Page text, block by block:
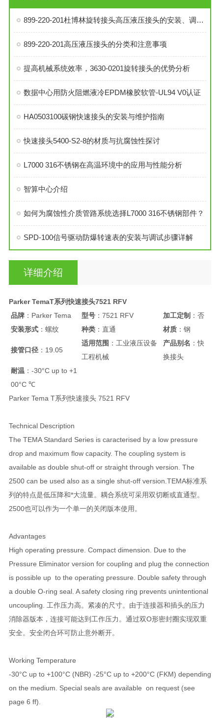
899-220-201杜博林旋转接头高压液压接头的安装、调试与维护技巧
899-220-201高压液压接头的分类和注意事项
提高机械系统效率，3630-0201旋转接头的优势分析
数据中心用防火阻燃液冷EPDM橡胶软管-UL94 V0认证
HA0503100碳钢快速接头的安装与维护指南
快速接头5400-S2-8的材质与抗腐蚀性探讨
L7000 316不锈钢在高温环境中的应用与性能分析
智算中心介绍
如何为腐蚀性介质管路系统选择L7000 316不锈钢部件？
SPD-100信号驱动防爆转速表的安装与调试步骤详解
详细介绍
Parker TemaT系列快速接头7521 RFV
品牌：Parker Tema 型号：7521 RFV 加工定制：否
安装形式：螺纹 种类：直通 材质：钢
接管口径：19.05
适用范围 ：工业液压设备
工程机械
产品别名 ：快
换接头
耐温 ：-30°C up to +1
00°C ℃
Parker Tema T系列快速接头 7521 RFV
Technical Description
The TEMA Standard Series is caracterised by a low pressure
drop and maximum flow capacity. The coupling system is
available as double shut-off or straight through version. The
2500 can be used also as a single shut-off version.TEMA标准系
列的特点是低压降和*大流量。耦合系统可采用双切断或直通型。
2500也可以作为一个单一的关闭版本使用。
Advantages
High operating pressure. Compact dimension. Due to the
Pressure Eliminator version for coupling and plug the connection
is possible up to the operating pressure. Double safety through
a double O-ring seal. A safety closing ring prevents unintentional
uncoupling. 工作压力高。紧凑的尺寸。由于连接器和插头的压力
消除器版本，连接可能达到工作压力。通过双O形密封圈实现双重
安全。安全闭合环可防止意外断开。
Working Temperature
-30°C up to +100°C (NBR) -25°C up to +200°C (FKM) depending
on the medium. Special seals are available on request (see
page 6 ff).